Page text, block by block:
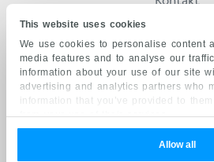
This website uses cookies
We use cookies to personalise content
media features and to analyse our
information about your use of our site
advertising and analytics partners who
information that you’ve provided to
from your use of their services.
Allow all
Datenschutz
KENHUB
English
русский